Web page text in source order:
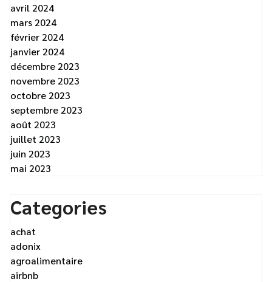
avril 2024
mars 2024
février 2024
janvier 2024
décembre 2023
novembre 2023
octobre 2023
septembre 2023
août 2023
juillet 2023
juin 2023
mai 2023
Categories
achat
adonix
agroalimentaire
airbnb